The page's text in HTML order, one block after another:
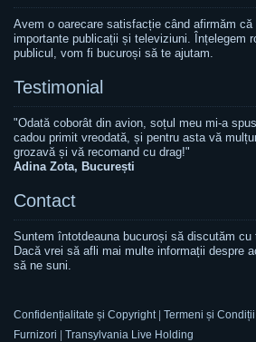
Avem o oarecare satisfacție când afirmăm
importante publicații și televiziuni. Înțelegem
publicul, vom fi bucuroși să te ajutam.
Testimonial
"Odată coborât din avion, soțul meu mi-a
cadou primit vreodată, și pentru asta vă
grozavă și vă recomand cu drag!"
Adina Zota, București
Contact
Suntem întotdeauna bucuroși să discutăm cu
Dacă vrei să afli mai multe informații despre
să ne suni.
Confidențialitate și Copyright| Termeni și Condiții
Furnizori
Transylvania Live Holding